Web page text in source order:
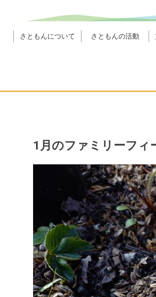
さともんについて さともんの活動
1月のファミリーフィ